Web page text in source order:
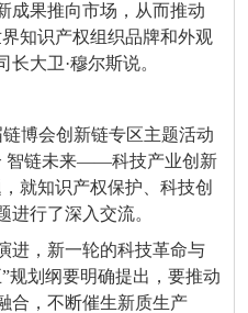
成果推向市场，从而推动
知识产权组织品牌和外观
大卫·穆尔斯说。
博会创新链专区主题活动
智链未来——科技产业创新
就知识产权保护、科技创
进行了深入交流。
进，新一轮的科技革命与
规划纲要明确提出，要推动
合，不断催生新质生产